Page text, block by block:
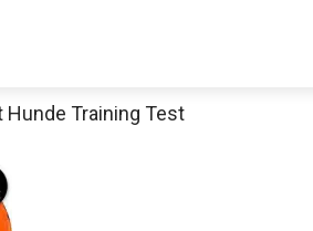
Training Test